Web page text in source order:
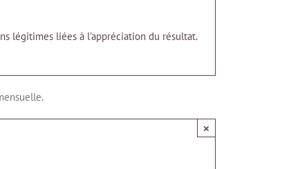
légitimes liées à l’appréciation du résultat.
×